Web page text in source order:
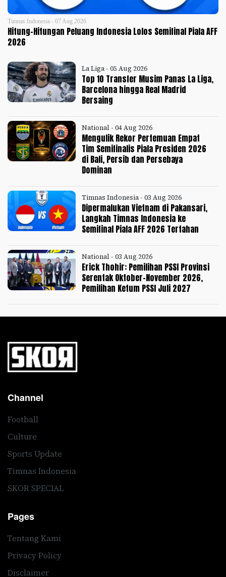
Timnas Indonesia - 07 Aug 2026
Hitung-Hitungan Peluang Indonesia Lolos Semifinal Piala AFF
2026
La Liga - 05 Aug 2026
Top 10 Transfer Musim Panas La Liga,
Barcelona hingga Real Madrid
Bersaing
National - 04 Aug 2026
Mengulik Rekor Pertemuan Empat
Tim Semifinalis Piala Presiden 2026
di Bali, Persib dan Persebaya
Dominan
Timnas Indonesia - 03 Aug 2026
Dipermalukan Vietnam di Pakansari,
Langkah Timnas Indonesia ke
Semifinal Piala AFF 2026 Tertahan
National - 03 Aug 2026
Erick Thohir: Pemilihan PSSI Provinsi
Serentak Oktober-November 2026,
Pemilihan Ketum PSSI Juli 2027
Channel
Football
Culture
Sports Update
Timnas Indonesia
SKOR SPECIAL
Pages
Tentang Kami
Privacy Policy
Disclaimer